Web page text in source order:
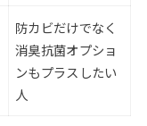
防カビだけでなく
消臭抗菌オプショ
ンもプラスしたい
人